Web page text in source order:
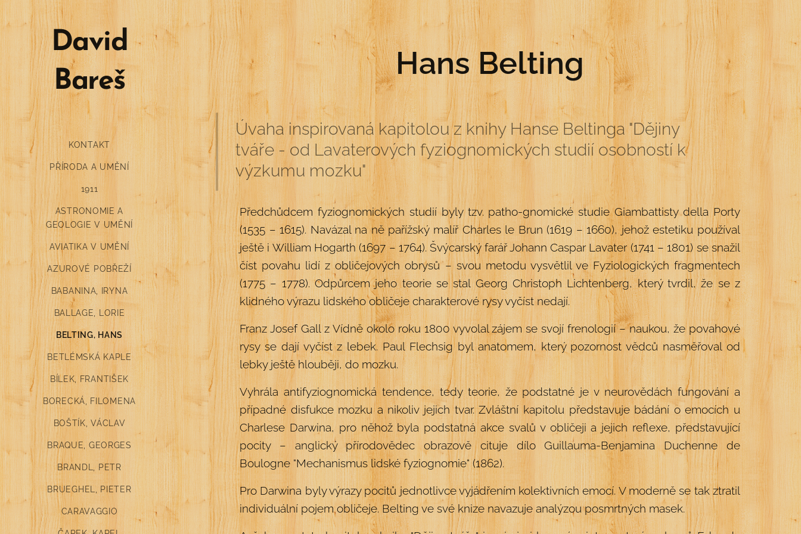
David
Bareš
KONTAKT
PŘÍRODA A UMĚNÍ
1911
ASTRONOMIE A
GEOLOGIE V UMĚNÍ
AVIATIKA V UMĚNÍ
AZUROVÉ POBŘEŽÍ
BABANINA, IRYNA
BALLAGE, LORIE
BELTING, HANS
BETLÉMSKÁ KAPLE
BÍLEK, FRANTIŠEK
BORECKÁ, FILOMENA
BOŠTÍK, VÁCLAV
BRAQUE, GEORGES
BRANDL, PETR
BRUEGHEL, PIETER
CARAVAGGIO
Hans Belting
Úvaha inspirovaná kapitolou z knihy Hanse Beltinga "Dějiny
tváře - od Lavaterových fyziognomických studií osobností k
výzkumu mozku"
Předchůdcem fyziognomických studií byly tzv. patho-gnomické studie Giambattisty della Porty
(1535 – 1615). Navázal na ně pařížský malíř Charles le Brun (1619 – 1660), jehož estetiku používal
ještě i William Hogarth (1697 – 1764). Švýcarský farář Johann Caspar Lavater (1741 – 1801) se snažil
číst povahu lidí z obličejových obrysů – svou metodu vysvětlil ve Fyziologických fragmentech
(1775 – 1778). Odpůrcem jeho teorie se stal Georg Christoph Lichtenberg, který tvrdil, že se z
klidného výrazu lidského obličeje charakterové rysy vyčíst nedají.
Franz Josef Gall z Vídně okolo roku 1800 vyvolal zájem se svojí frenologií – naukou, že povahové
rysy se dají vyčíst z lebek. Paul Flechsig byl anatomem, který pozornost vědců nasměřoval od
lebky ještě hlouběji, do mozku.
Vyhrála antifyziognomická tendence, tedy teorie, že podstatné je v neurovědách fungování a
případné disfukce mozku a nikoliv jejich tvar. Zvláštní kapitolu představuje bádání o emocích u
Charlese Darwina, pro něhož byla podstatná akce svalů v obličeji a jejich reflexe, představující
pocity – anglický přírodovědec obrazově cituje dílo Guillauma-Benjamina Duchenne de
Boulogne "Mechanismus lidské fyziognomie" (1862).
Pro Darwina byly výrazy pocitů jednotlivce vyjádřením kolektivních emocí. V moderně se tak ztratil
individuální pojem obličeje. Belting ve své knize navazuje analýzou posmrtných masek.